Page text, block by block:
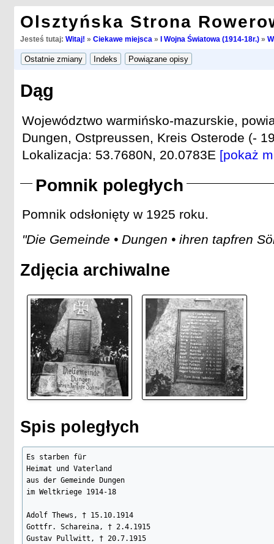
Olsztyńska Strona
Jesteś tutaj: Witaj! » Ciekawe miejsca » I Wojna Światowa (1914-18r.)»
Dąg
Województwo warmińsko-mazurskie,
Dungen, Ostpreussen, Kreis Osterode (-
Lokalizacja: 53.7680N, 20.0783E [pokaż
Pomnik poległych
Pomnik odsłonięty w 1925 roku.
"Die Gemeinde • Dungen • ihren tapfren
Zdjęcia archiwalne
Spis poległych
Es starben für
Heimat und Vaterland
aus der Gemeinde Dungen
im Weltkriege 1914-18
Adolf Thews, † 15.10.1914
Gottfr. Schareina, † 2.4.1915
Gustav Pullwitt, † 20.7.1915